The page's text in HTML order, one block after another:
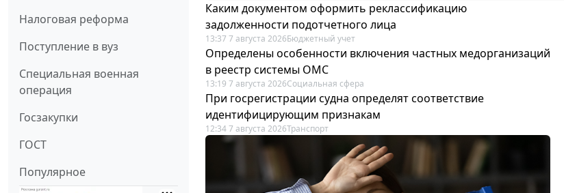
Налоговая реформа
Поступление в вуз
Специальная военная
операция
Госзакупки
ГОСТ
Популярное
Каким документом оформить реклассификацию
задолженности подотчетного лица
13:37 7 августа 2026Бюджетный учет
Определены особенности включения частных медорганизаций
в реестр системы ОМС
13:19 7 августа 2026Социальная сфера
При госрегистрации судна определят соответствие
идентифицирующим признакам
12:34 7 августа 2026Транспорт